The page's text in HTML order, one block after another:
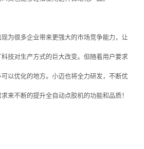
很多企业带来更强大的市场竞争能力，让
技对生产方式的巨大改变。但随着用户要求
以优化的地方。小迈也将全力研发，不断优
来不断的提升全自动点胶机的功能和品质！